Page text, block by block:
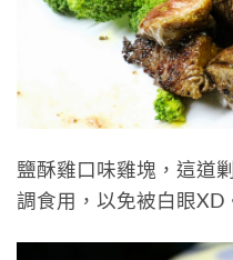
鹽酥雞口味雞塊，這道
調食用，以免被白眼XD